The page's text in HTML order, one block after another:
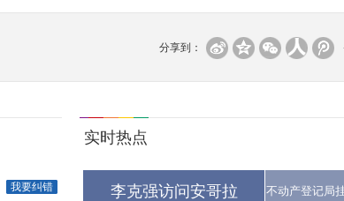
分享到：
我要纠错
实时热点
李克强访问安哥拉 不动产登记局